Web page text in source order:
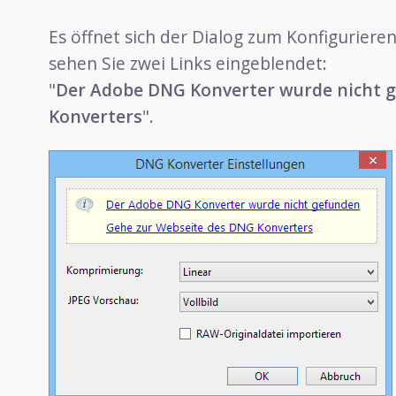
Es öffnet sich der Dialog zum
sehen Sie zwei Links eingeblendet:
"Der Adobe DNG Konverter wurde nicht
Konverters".